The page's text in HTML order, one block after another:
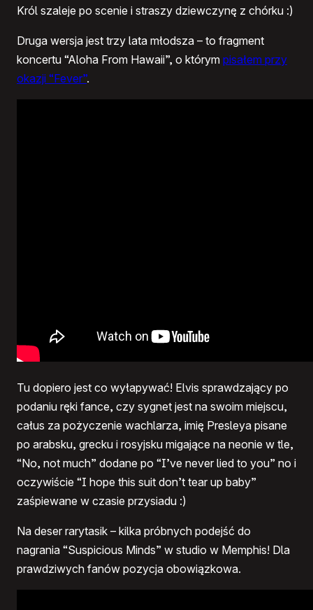
Król szaleje po scenie i straszy dziewczynę z chórku :)
Druga wersja jest trzy lata młodsza – to fragment
koncertu “Aloha From Hawaii”, o którym pisałem przy
okazji “Fever”.
Tu dopiero jest co wyłapywać! Elvis sprawdzający po
podaniu ręki fance, czy sygnet jest na swoim miejscu,
całus za pożyczenie wachlarza, imię Presleya pisane
po arabsku, grecku i rosyjsku migające na neonie w tle,
“No, not much” dodane po “I’ve never lied to you” no i
oczywiście “I hope this suit don’t tear up baby”
zaśpiewane w czasie przysiadu :)
Na deser rarytasik – kilka próbnych podejść do
nagrania “Suspicious Minds” w studio w Memphis! Dla
prawdziwych fanów pozycja obowiązkowa.